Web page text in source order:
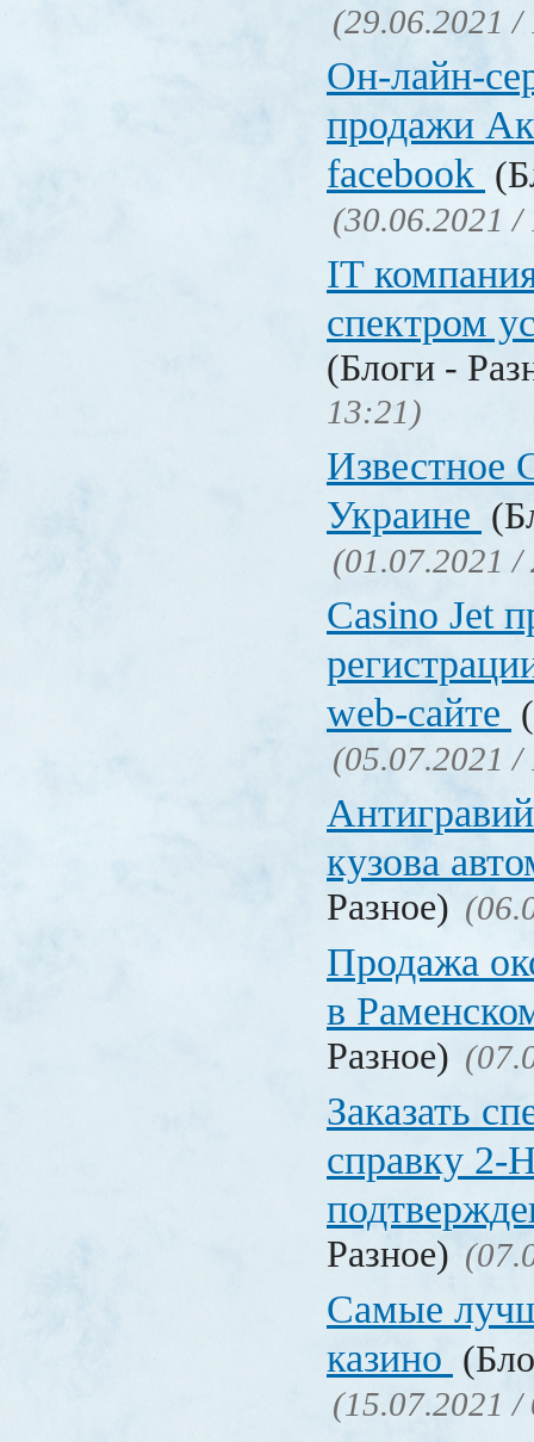
(29.06.2021 /
Он-лайн-
продажи
facebook
(30.06.2021 /
IT
спектром
(Блоги -
13:21)
Известное
Украине
(01.07.2021 /
Сasino Jet
web-сайте
(05.07.2021 /
кузова
Разное)
Продажа
в
Разное)
Заказать
справку
Разное)
Самые
казино
(15.07.2021 /